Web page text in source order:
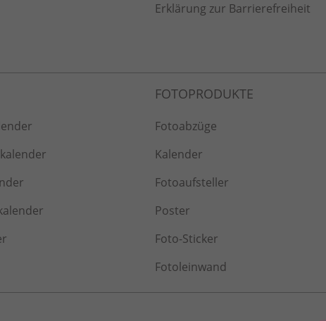
Erklärung zur Barrierefreiheit
Fotoabzüge
Kalender
Fotoaufsteller
Poster
Foto-Sticker
Fotoleinwand